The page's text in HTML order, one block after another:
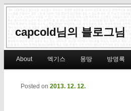
capcold님의 블로그님
Skip to primary content
Skip to secondary content
About 엑기스 몽땅 방명록
Posted on 2013. 12. 12.